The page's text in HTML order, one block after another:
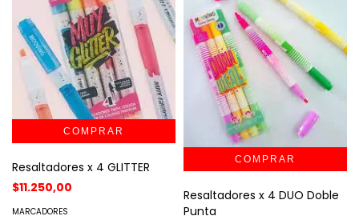
Resaltadores x 4 GLITTER
$11.250,00
MARCADORES
Resaltadores x 4 DUO Doble
Punta